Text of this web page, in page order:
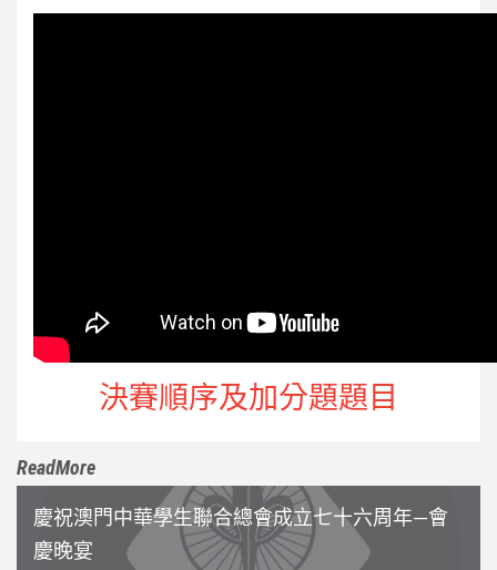
決賽順序及加分題題目
ReadMore
慶祝澳門中華學生聯合總會成立七十六周年—會
慶晚宴